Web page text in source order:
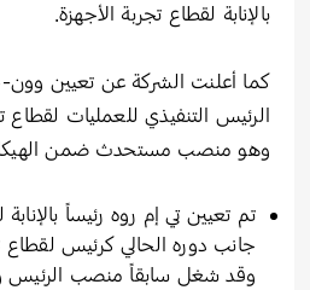
بالإنابة لقطاع تجربة الأجهزة.
كما أعلنت الشركة عن تعيين
الرئيس التنفيذي للعمليات لقطاع
وهو منصب مستحدث ضمن الهيكل
تم تعيين تي إم روه رئيساً
جانب دوره الحالي كرئيس لقطاع
وقد شغل سابقاً منصب الرئيس